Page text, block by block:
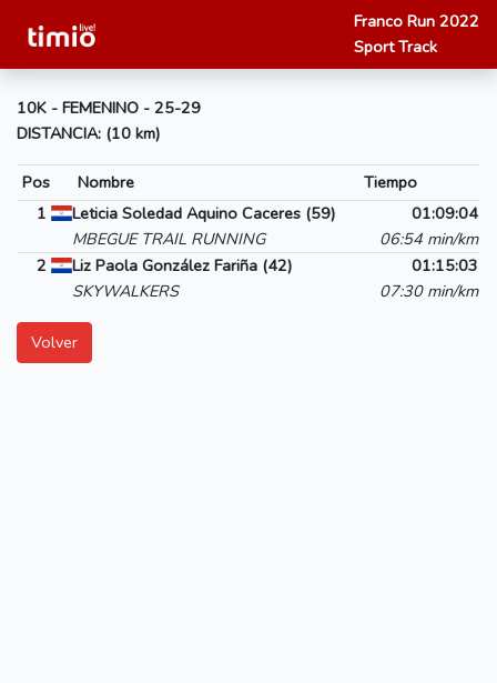
Franco Run 2022
Sport Track
10K - FEMENINO - 25-29
DISTANCIA: (10 km)
Pos Nombre
Tiempo
1
Leticia Soledad Aquino Caceres (59)
MBEGUE TRAIL RUNNING
01:09:04
06:54 min/km
2
Liz Paola González Fariña (42)
SKYWALKERS
01:15:03
07:30 min/km
Volver